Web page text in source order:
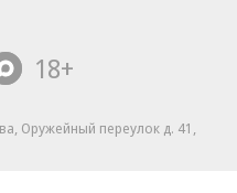
18+
Оружейный переулок д. 41,